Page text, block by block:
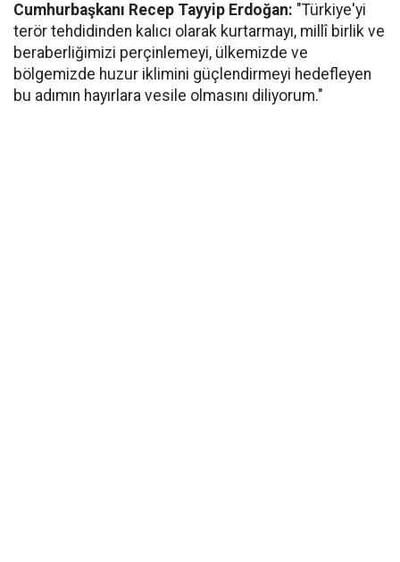
Cumhurbaşkanı Recep Tayyip Erdoğan: "Türkiye'yi
terör tehdidinden kalıcı olarak kurtarmayı, millî birlik ve
beraberliğimizi perçinlemeyi, ülkemizde ve
bölgemizde huzur iklimini güçlendirmeyi hedefleyen
bu adımın hayırlara vesile olmasını diliyorum."